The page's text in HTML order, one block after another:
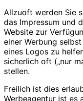
Allzuoft werden Sie
das Impressum und
Website zur
einer Werbung
eines Logos zu
sicherlich oft („nur
stellen.
Freilich ist dies
Werbeagentur ist es